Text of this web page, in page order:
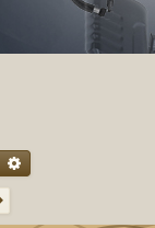
Hledat